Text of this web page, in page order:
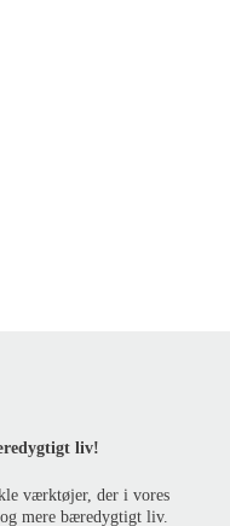
liv!
værktøjer, der i vores
mere bæredygtigt liv.